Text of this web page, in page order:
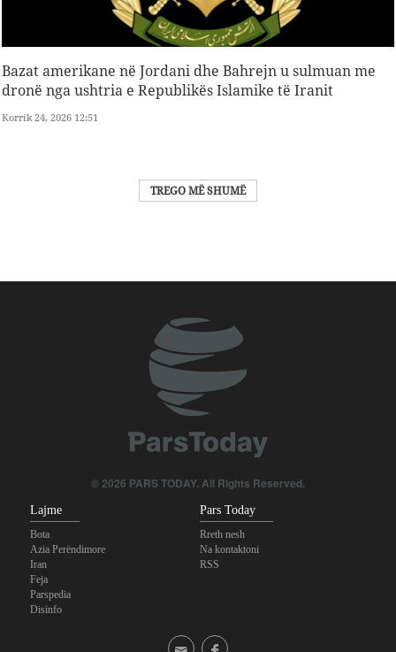
Bazat amerikane në Jordani dhe Bahrejn u sulmuan me
dronë nga ushtria e Republikës Islamike të Iranit
Korrik 24, 2026 12:51
TREGO MË SHUMË
© 2026 PARS TODAY. All Rights Reserved.
Lajme
Bota
Azia Perëndimore
Iran
Feja
Parspedia
Disinfo
Pars Today
Rreth nesh
Na kontaktoni
RSS